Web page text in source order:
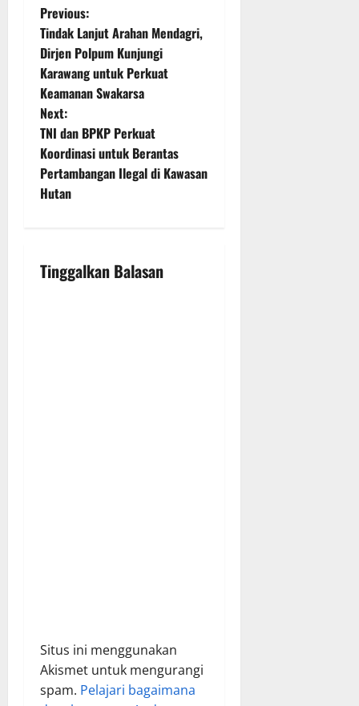
P
o
s
t
n
a
i
g
Previous:
Tindak Lanjut Arahan Mendagri,
Dirjen Polpum Kunjungi
Karawang untuk Perkuat
Keamanan Swakarsa
Next:
TNI dan BPKP Perkuat
Koordinasi untuk Berantas
Pertambangan Ilegal di Kawasan
Hutan
Tinggalkan Balasan
Situs ini menggunakan
Akismet untuk mengurangi
spam. Pelajari bagaimana